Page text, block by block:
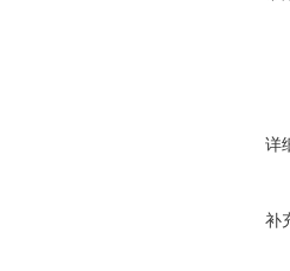
详
补